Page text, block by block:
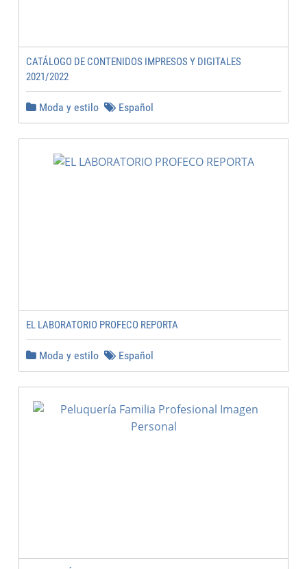
CATÁLOGO DE CONTENIDOS IMPRESOS Y DIGITALES
2021/2022
Moda y estilo Español
EL LABORATORIO PROFECO REPORTA
Moda y estilo Español